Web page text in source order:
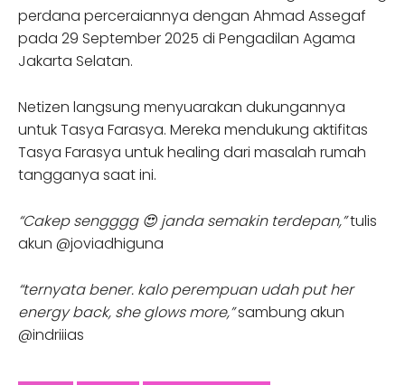
perdana perceraiannya dengan Ahmad Assegaf
pada 29 September 2025 di Pengadilan Agama
Jakarta Selatan.
Netizen langsung menyuarakan dukungannya
untuk Tasya Farasya. Mereka mendukung aktifitas
Tasya Farasya untuk healing dari masalah rumah
tangganya saat ini.
“Cakep sengggg 😍 janda semakin terdepan,”tulis
akun @joviadhiguna
“ternyata bener. kalo perempuan udah put her
energy back, she glows more,”sambung akun
@indriiias